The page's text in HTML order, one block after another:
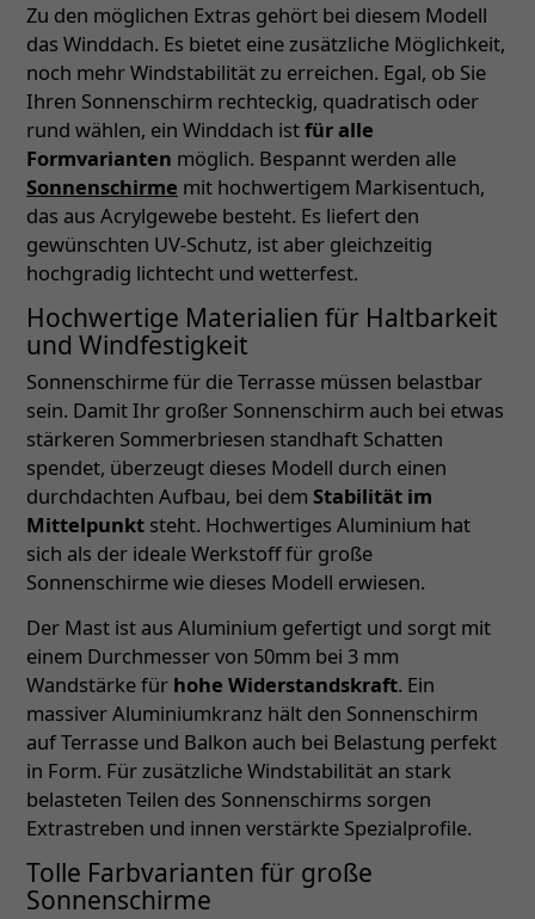
Zu den möglichen Extras gehört bei diesem Modell
das Winddach. Es bietet eine zusätzliche Möglichkeit,
noch mehr Windstabilität zu erreichen. Egal, ob Sie
Ihren Sonnenschirm rechteckig, quadratisch oder
rund wählen, ein Winddach istfür alle
Formvarianten möglich. Bespannt werden alle
Sonnenschirme mit hochwertigem Markisentuch,
das aus Acrylgewebe besteht. Es liefert den
gewünschten UV-Schutz, ist aber gleichzeitig
hochgradig lichtecht und wetterfest.
Hochwertige Materialien für Haltbarkeit
und Windfestigkeit
Sonnenschirme für die Terrasse müssen belastbar
sein. Damit Ihr großer Sonnenschirm auch bei etwas
stärkeren Sommerbriesen standhaft Schatten
spendet, überzeugt dieses Modell durch einen
durchdachten Aufbau, bei dem Stabilität im
Mittelpunkt steht. Hochwertiges Aluminium hat
sich als der ideale Werkstoff für große
Sonnenschirme wie dieses Modell erwiesen.
Der Mast ist aus Aluminium gefertigt und sorgt mit
einem Durchmesser von 50mm bei 3 mm
Wandstärke für hohe Widerstandskraft. Ein
massiver Aluminiumkranz hält den Sonnenschirm
auf Terrasse und Balkon auch bei Belastung perfekt
in Form. Für zusätzliche Windstabilität an stark
belasteten Teilen des Sonnenschirms sorgen
Extrastreben und innen verstärkte Spezialprofile.
Tolle Farbvarianten für große
Sonnenschirme